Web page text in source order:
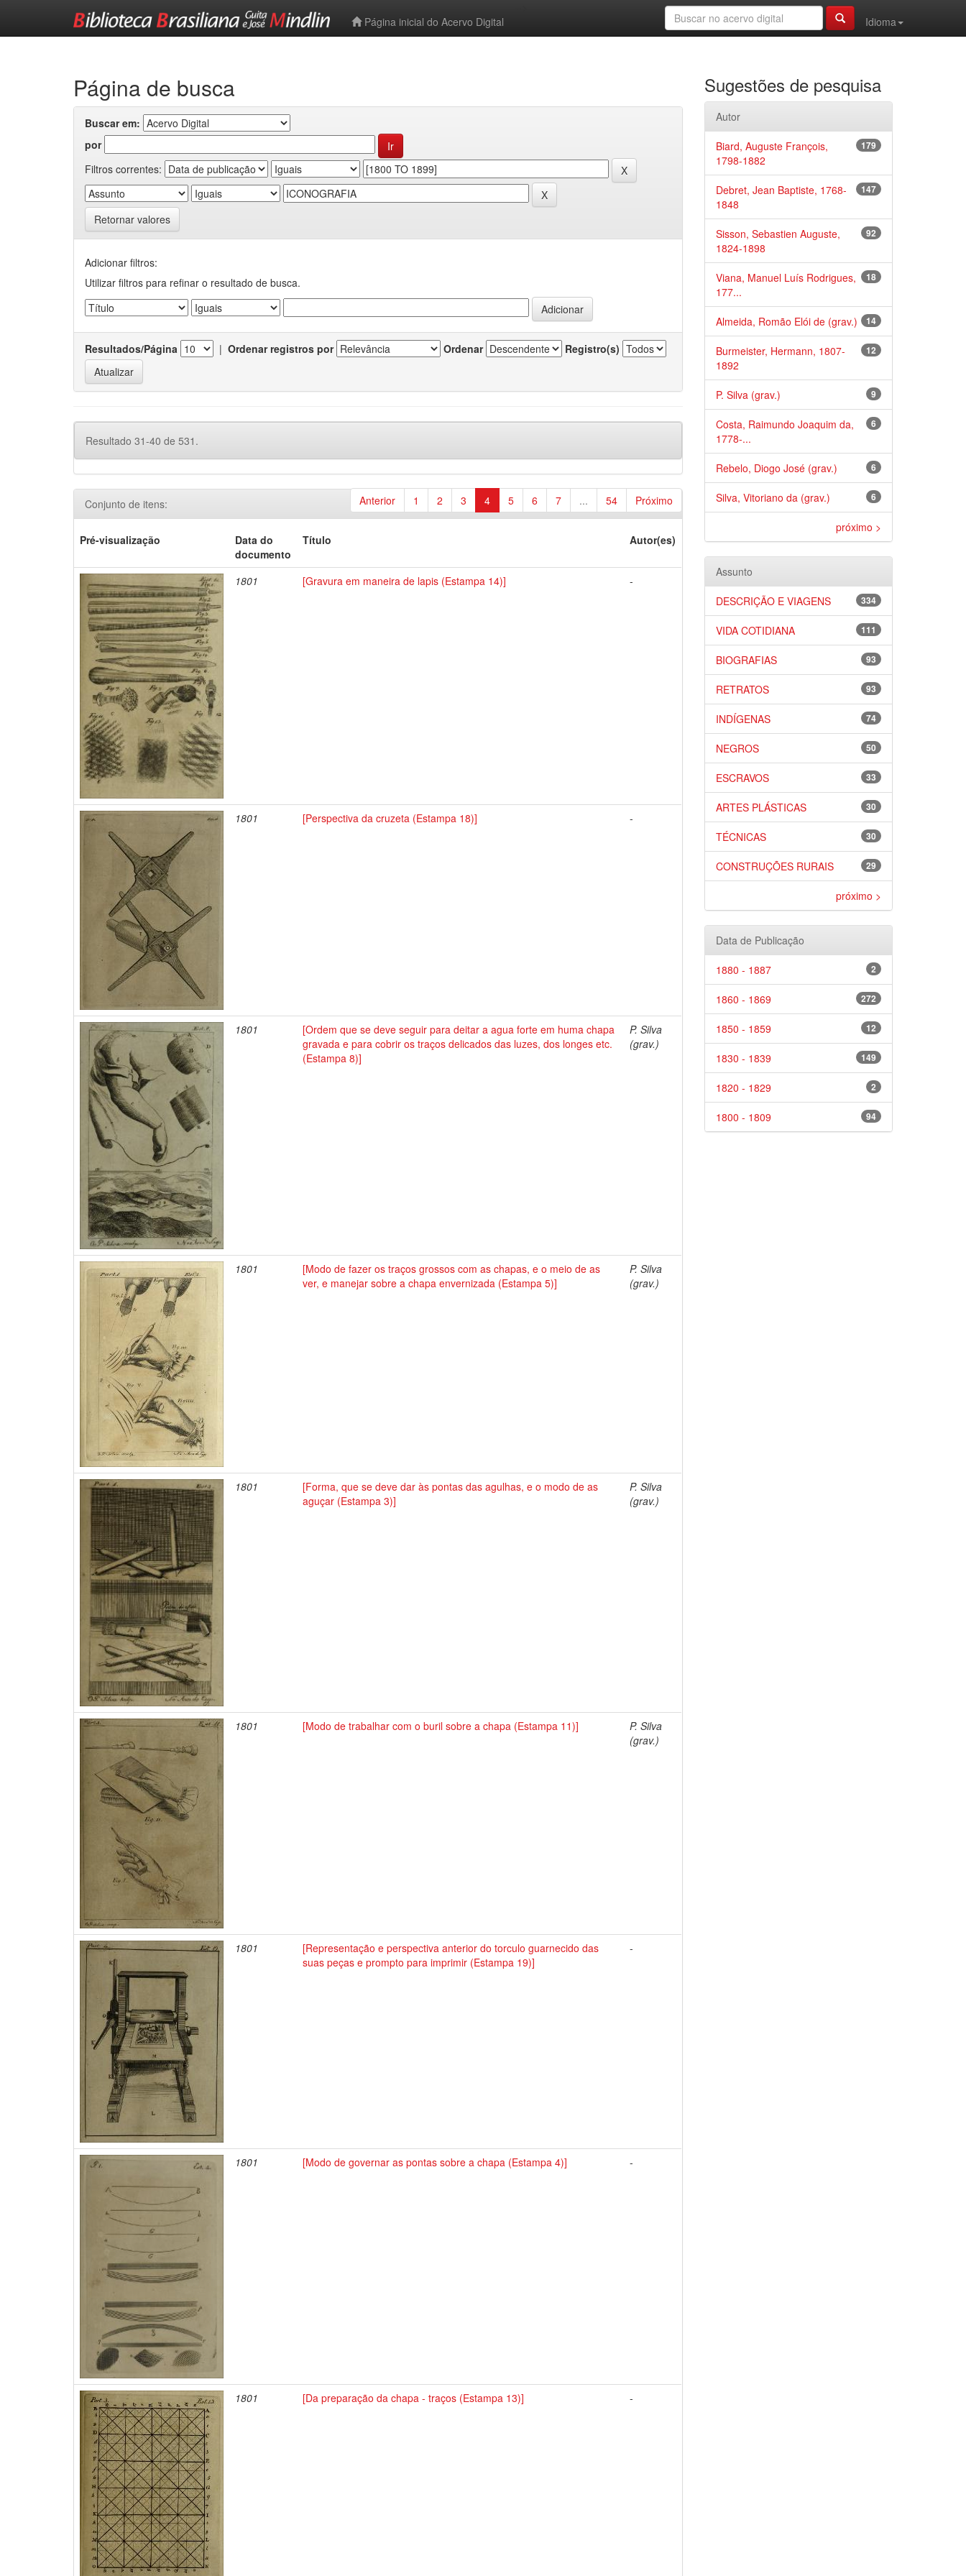
Página inicial do Acervo Digital
Idioma
Página de busca
Buscar em:
por
Filtros correntes:
Retornar valores
Adicionar filtros:
Utilizar filtros para refinar o resultado de busca.
Resultados/Página | Ordenar registros por Ordenar Registro(s)
Resultado 31-40 de 531.
Anterior 1 2 3 4 5 6 7 ... 54 Próximo
Conjunto de itens:
Pré-visualização
Data do
documento
Título Autor(es)
1801 [Gravura em maneira de lapis (Estampa 14)] -
1801 [Perspectiva da cruzeta (Estampa 18)] -
1801
[Ordem que se deve seguir para deitar a agua forte em huma chapa
gravada e para cobrir os traços delicados das luzes, dos longes etc.
(Estampa 8)]
P. Silva
(grav.)
1801
[Modo de fazer os traços grossos com as chapas, e o meio de as
ver, e manejar sobre a chapa envernizada (Estampa 5)]
P. Silva
(grav.)
1801
[Forma, que se deve dar às pontas das agulhas, e o modo de as
aguçar (Estampa 3)]
P. Silva
(grav.)
1801 [Modo de trabalhar com o buril sobre a chapa (Estampa 11)]
P. Silva
(grav.)
1801
[Representação e perspectiva anterior do torculo guarnecido das
suas peças e prompto para imprimir (Estampa 19)]
-
1801 [Modo de governar as pontas sobre a chapa (Estampa 4)] -
1801 [Da preparação da chapa - traços (Estampa 13)] -
Sugestões de pesquisa
Autor
179
Biard, Auguste François,
1798-1882
147
Debret, Jean Baptiste, 1768-
1848
92
Sisson, Sebastien Auguste,
1824-1898
18
Viana, Manuel Luís Rodrigues,
177...
14
Almeida, Romão Elói de (grav.)
12
Burmeister, Hermann, 1807-
1892
9
P. Silva (grav.)
6
Costa, Raimundo Joaquim da,
1778-...
6
Rebelo, Diogo José (grav.)
6
Silva, Vitoriano da (grav.)
próximo >
Assunto
334
DESCRIÇÃO E VIAGENS
111
VIDA COTIDIANA
93
BIOGRAFIAS
93
RETRATOS
74
INDÍGENAS
50
NEGROS
33
ESCRAVOS
30
ARTES PLÁSTICAS
30
TÉCNICAS
29
CONSTRUÇÕES RURAIS
próximo >
Data de Publicação
2
1880 - 1887
272
1860 - 1869
12
1850 - 1859
149
1830 - 1839
2
1820 - 1829
94
1800 - 1809